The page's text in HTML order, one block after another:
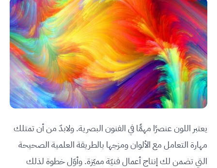
يعتبر اللون عنصرًا مهمًّا في الفنون البصرية. ولابدّ من أن تمتلك
مهارة التعامل مع الألوان ومزجها بالطريقة العلمية الصحيحة
التي تضمن لك إنتاج أعمال فنيّة مميّزة. وأوّل خطوة لذلك